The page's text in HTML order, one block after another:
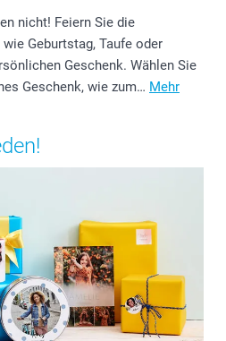
nicht! Feiern Sie die
Geburtstag, Taufe oder
Geschenk. Wählen Sie
Geschenk, wie zum… Mehr